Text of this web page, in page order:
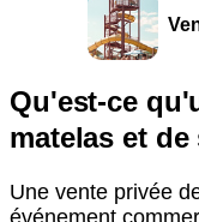
Qu'est-ce
matelas et
Une vente privée